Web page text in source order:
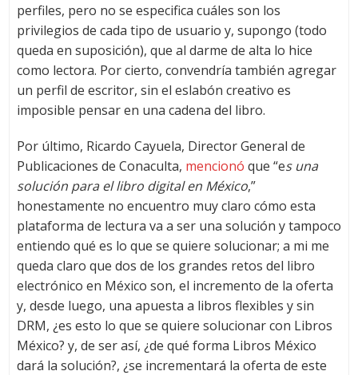
perfiles, pero no se especifica cuáles son los
privilegios de cada tipo de usuario y, supongo (todo
queda en suposición), que al darme de alta lo hice
como lectora. Por cierto, convendría también agregar
un perfil de escritor, sin el eslabón creativo es
imposible pensar en una cadena del libro.
Por último, Ricardo Cayuela, Director General de
Publicaciones de Conaculta, mencionó que “es una
solución para el libro digital en México,”
honestamente no encuentro muy claro cómo esta
plataforma de lectura va a ser una solución y tampoco
entiendo qué es lo que se quiere solucionar; a mi me
queda claro que dos de los grandes retos del libro
electrónico en México son, el incremento de la oferta
y, desde luego, una apuesta a libros flexibles y sin
DRM, ¿es esto lo que se quiere solucionar con Libros
México? y, de ser así, ¿de qué forma Libros México
dará la solución?, ¿se incrementará la oferta de este